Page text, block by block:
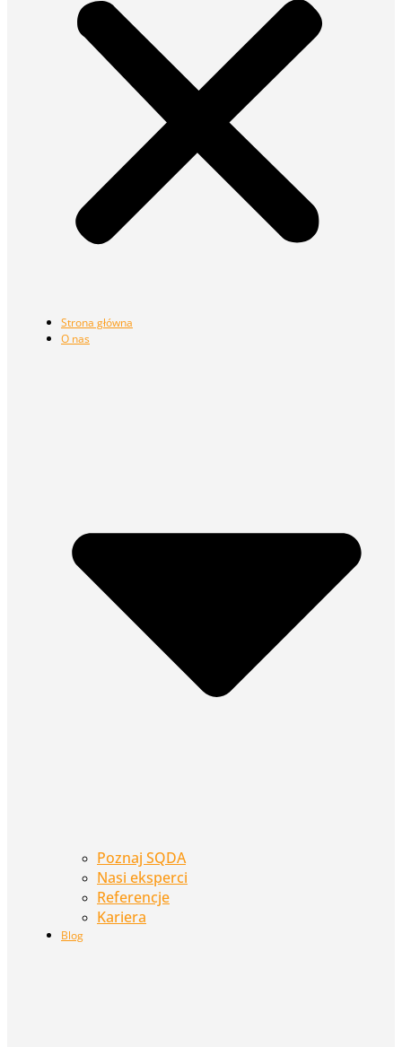
Strona główna
O nas
Poznaj SQDA
Nasi eksperci
Referencje
Kariera
Blog